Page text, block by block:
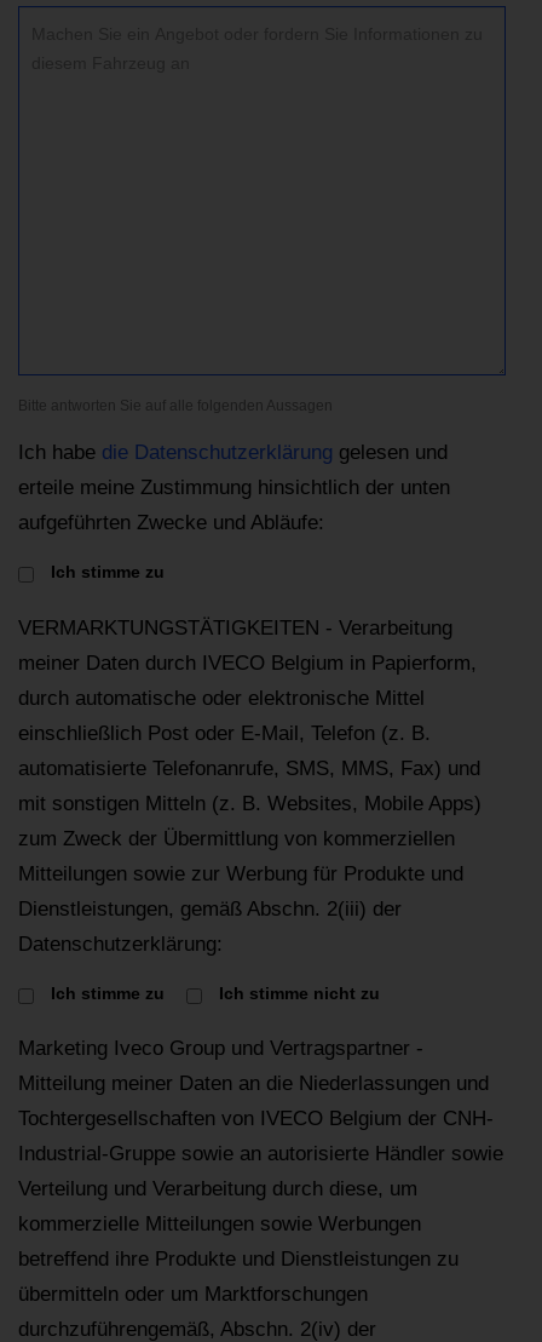
Bitte antworten Sie auf alle folgenden Aussagen
Ich habe die Datenschutzerklärung gelesen und
erteile meine Zustimmung hinsichtlich der unten
aufgeführten Zwecke und Abläufe:
Ich stimme zu
VERMARKTUNGSTÄTIGKEITEN - Verarbeitung
meiner Daten durch IVECO Belgium in Papierform,
durch automatische oder elektronische Mittel
einschließlich Post oder E-Mail, Telefon (z. B.
automatisierte Telefonanrufe, SMS, MMS, Fax) und
mit sonstigen Mitteln (z. B. Websites, Mobile Apps)
zum Zweck der Übermittlung von kommerziellen
Mitteilungen sowie zur Werbung für Produkte und
Dienstleistungen, gemäß Abschn. 2(iii) der
Datenschutzerklärung:
Ich stimme zu Ich stimme nicht zu
Marketing Iveco Group und Vertragspartner -
Mitteilung meiner Daten an die Niederlassungen und
Tochtergesellschaften von IVECO Belgium der CNH-
Industrial-Gruppe sowie an autorisierte Händler sowie
Verteilung und Verarbeitung durch diese, um
kommerzielle Mitteilungen sowie Werbungen
betreffend ihre Produkte und Dienstleistungen zu
übermitteln oder um Marktforschungen
durchzuführengemäß, Abschn. 2(iv) der